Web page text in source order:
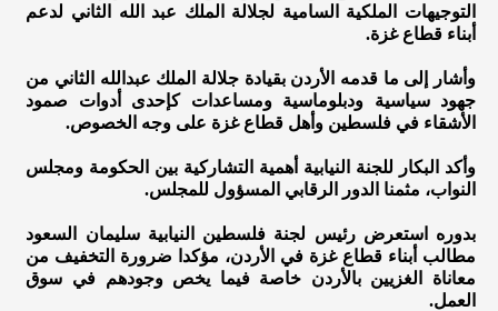
التوجيهات الملكية السامية لجلالة الملك عبد الله الثاني لدعم
أبناء قطاع غزة.
وأشار إلى ما قدمه الأردن بقيادة جلالة الملك عبدالله الثاني من
جهود سياسية ودبلوماسية ومساعدات كإحدى أدوات صمود
الأشقاء في فلسطين وأهل قطاع غزة على وجه الخصوص.
وأكد البكار للجنة النيابية أهمية التشاركية بين الحكومة ومجلس
النواب، مثمنا الدور الرقابي المسؤول للمجلس.
بدوره استعرض رئيس لجنة فلسطين النيابية سليمان السعود
مطالب أبناء قطاع غزة في الأردن، مؤكدا ضرورة التخفيف من
معاناة الغزيين بالأردن خاصة فيما يخص وجودهم في سوق
العمل.